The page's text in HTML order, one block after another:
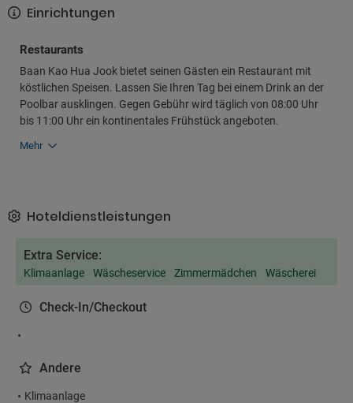
Einrichtungen
Restaurants
Baan Kao Hua Jook bietet seinen Gästen ein Restaurant mit
köstlichen Speisen. Lassen Sie Ihren Tag bei einem Drink an der
Poolbar ausklingen. Gegen Gebühr wird täglich von 08:00 Uhr
bis 11:00 Uhr ein kontinentales Frühstück angeboten.
Mehr
Hoteldienstleistungen
Extra Service:
Klimaanlage Wäscheservice Zimmermädchen Wäscherei
Check-In/Checkout
Andere
Klimaanlage